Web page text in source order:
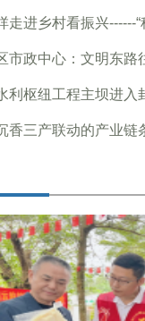
走进乡村看振兴------
市政中心：文明东路
利枢纽工程主坝进入
香三产联动的产业链